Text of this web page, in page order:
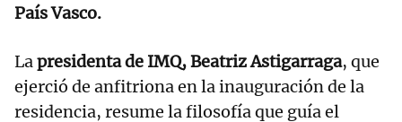
País Vasco.
Lapresidenta de IMQ, Beatriz Astigarraga, que
ejerció de anfitriona en la inauguración de la
residencia, resume la filosofía que guía el